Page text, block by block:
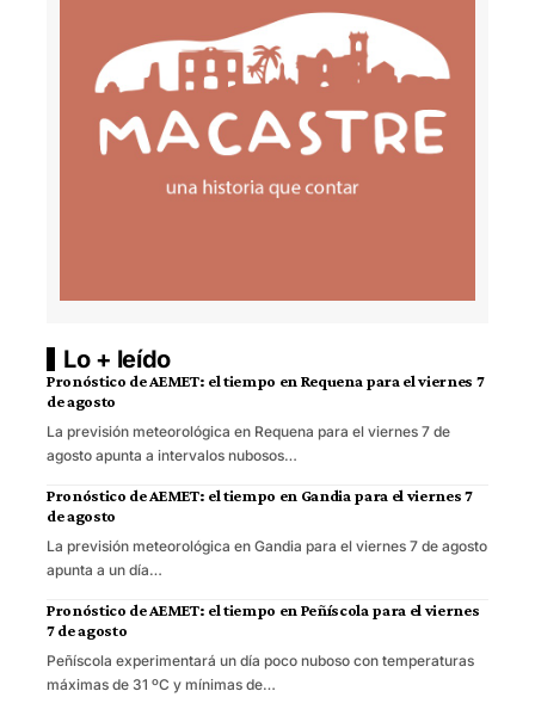
Lo + leído
Pronóstico de AEMET: el tiempo en Requena para el viernes 7
de agosto
La previsión meteorológica en Requena para el viernes 7 de
agosto apunta a intervalos nubosos…
Pronóstico de AEMET: el tiempo en Gandia para el viernes 7
de agosto
La previsión meteorológica en Gandia para el viernes 7 de agosto
apunta a un día…
Pronóstico de AEMET: el tiempo en Peñíscola para el viernes
7 de agosto
Peñíscola experimentará un día poco nuboso con temperaturas
máximas de 31 ºC y mínimas de…